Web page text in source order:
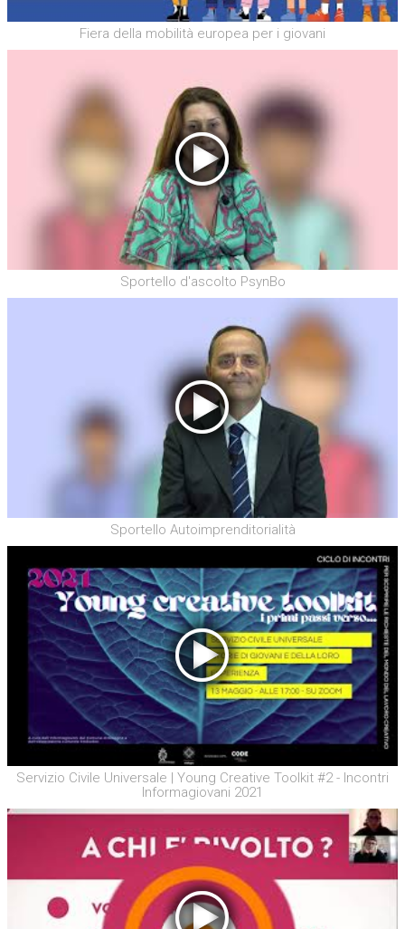
Fiera della mobilità europea per i giovani
Sportello d'ascolto PsynBo
Sportello Autoimprenditorialità
Servizio Civile Universale | Young Creative Toolkit #2 - Incontri
Informagiovani 2021